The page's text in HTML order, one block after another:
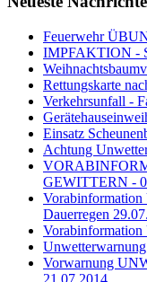
Feuerwehr
IMPFAKTION -
Rettungskarte
Verkehrsunfall -
Einsatz
Achtung
GEWITTERN -
Dauerregen
Vorwarnung